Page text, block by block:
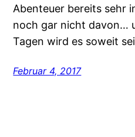
Abenteuer bereits sehr
noch gar nicht davon…
Tagen wird es soweit
Februar 4, 2017